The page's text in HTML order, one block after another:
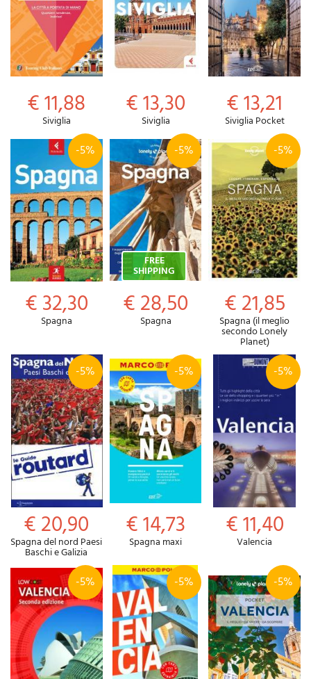
€ 11,88
Siviglia
€ 13,30
Siviglia
€ 13,21
Siviglia Pocket
-5%
€ 32,30
Spagna
-5%
FREE
SHIPPING
€ 28,50
Spagna
-5%
€ 21,85
Spagna (il meglio
secondo Lonely
Planet)
-5%
€ 20,90
Spagna del nord Paesi
Baschi e Galizia
-5%
€ 14,73
Spagna maxi
-5%
€ 11,40
Valencia
-5% -5% -5%